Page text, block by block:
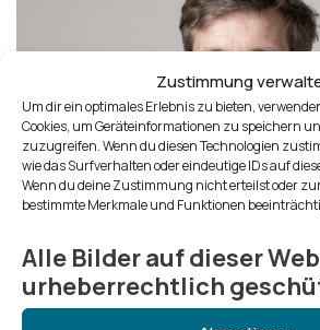
Zustimmung
Um dir ein optimales Erlebnis zu bieten,
Cookies, um Geräteinformationen zu speichern
zuzugreifen. Wenn du diesen Technologien
wie das Surfverhalten oder eindeutige IDs auf
Wenn du deine Zustimmung nicht erteilst oder
bestimmte Merkmale und Funktionen
Alle Bilder auf dieser
urheberrechtlich